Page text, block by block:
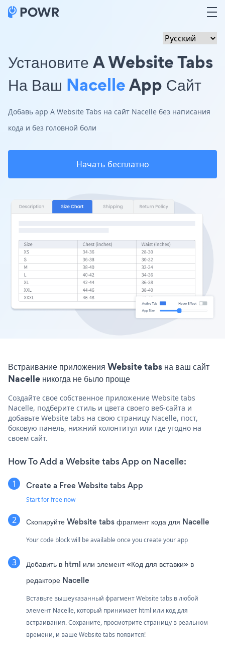
Установите A Website Tabs
На Ваш NacelleApp Сайт
Добавь app A Website Tabs на сайт Nacelle без написания
кода и без головной боли
Начать бесплатно
Встраивание приложения Website tabs на ваш сайт
Nacelle никогда не было проще
Создайте свое собственное приложение Website tabs
Nacelle, подберите стиль и цвета своего веб-сайта и
добавьте Website tabs на свою страницу Nacelle, пост,
боковую панель, нижний колонтитул или где угодно на
своем сайт.
How To Add a Website tabs App on Nacelle:
Create a Free Website tabs App
Start for free now
Скопируйте Website tabs фрагмент кода для Nacelle
Your code block will be available once you create your app
Добавить в html или элемент «Код для вставки» в
редакторе Nacelle
Вставьте вышеуказанный фрагмент Website tabs в любой
элемент Nacelle, который принимает html или код для
встраивания. Сохраните, просмотрите страницу в реальном
времени, и ваше Website tabs появится!